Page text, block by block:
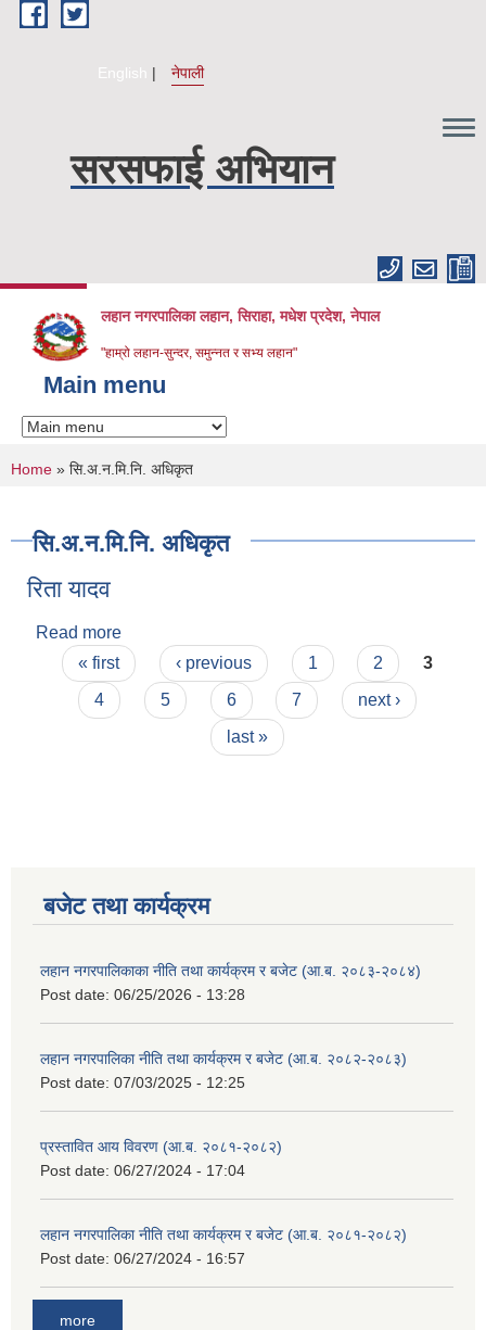
Skip to main content
English नेपाली
सरसफाई अभियान
लहान नगरपालिका लहान, सिराहा, मधेश प्रदेश, नेपाल
"हाम्रो लहान-सुन्दर, समुन्नत र सभ्य लहान"
Main menu
You are here
Home » सि.अ.न.मि.नि. अधिकृत
सि.अ.न.मि.नि. अधिकृत
रिता यादव
Read more
Pages
« first ‹ previous 1 2
3
4
5 6 7
next ›
last »
बजेट तथा कार्यक्रम
लहान नगरपालिकाका नीति तथा कार्यक्रम र बजेट (आ.ब. २०८३-२०८४)
Post date: 06/25/2026 - 13:28
लहान नगरपालिका नीति तथा कार्यक्रम र बजेट (आ.ब. २०८२-२०८३)
Post date: 07/03/2025 - 12:25
प्रस्तावित आय विवरण (आ.ब. २०८१-२०८२)
Post date: 06/27/2024 - 17:04
लहान नगरपालिका नीति तथा कार्यक्रम र बजेट (आ.ब. २०८१-२०८२)
Post date: 06/27/2024 - 16:57
more